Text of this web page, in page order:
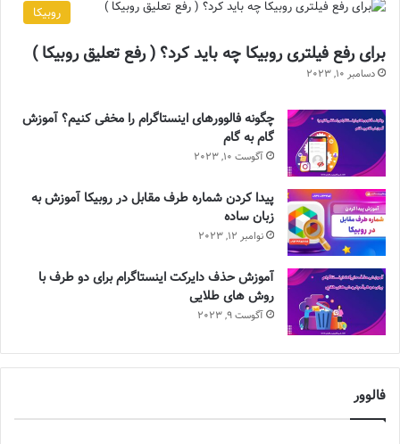
روبیکا
برای رفع فیلتری روبیکا چه باید کرد؟ ( رفع تعلیق روبیکا )
دسامبر 10, 2023
چگونه فالوورهای اینستاگرام را مخفی کنیم؟ آموزش
گام به گام
آگوست 10, 2023
پیدا کردن شماره طرف مقابل در روبیکا آموزش به
زبان ساده
نوامبر 12, 2023
آموزش حذف دایرکت اینستاگرام برای دو طرف با
روش های طلایی
آگوست 9, 2023
فالوور